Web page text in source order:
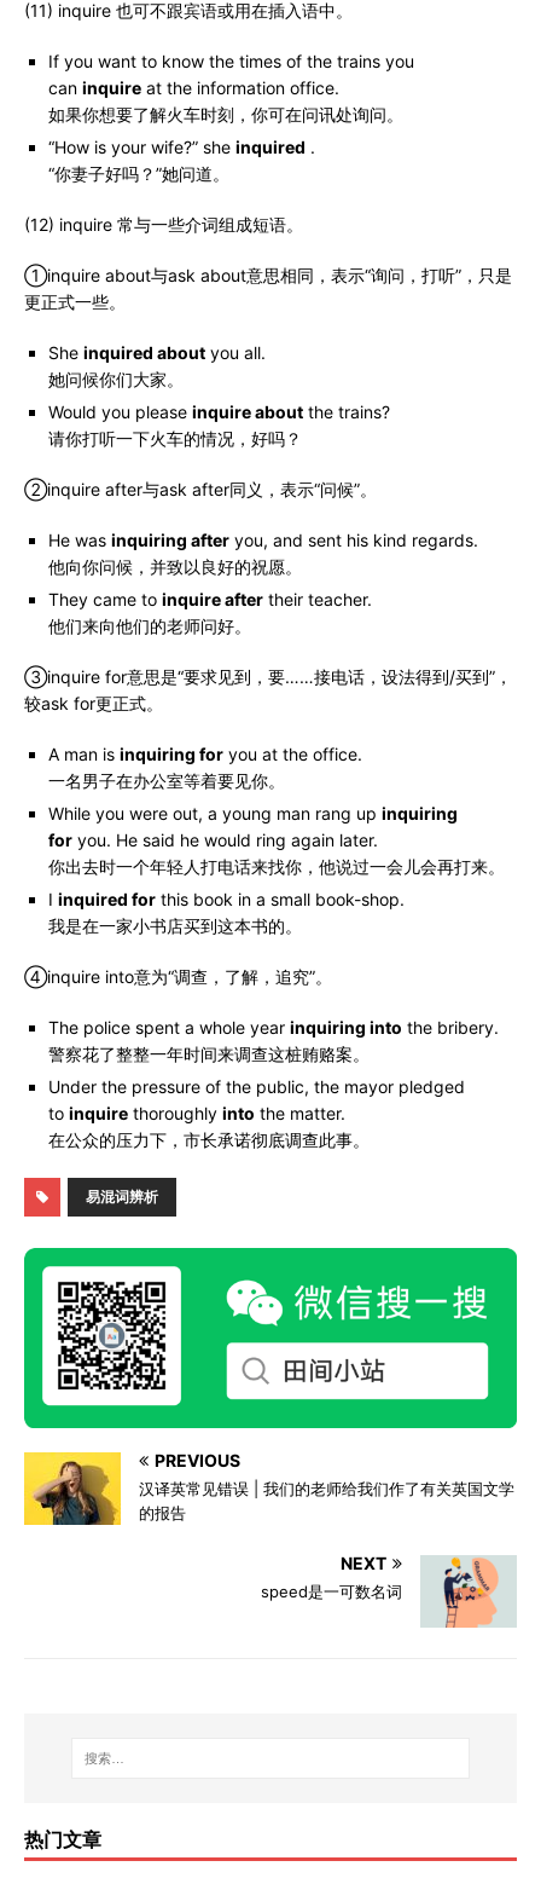
(11) inquire 也可不跟宾语或用在插入语中。
If you want to know the times of the trains you
can inquire at the information office.
如果你想要了解火车时刻，你可在问讯处询问。
“How is your wife?” she inquired .
“你妻子好吗？”她问道。
(12) inquire 常与一些介词组成短语。
①inquire about与ask about意思相同，表示“询问，打听”，只是
更正式一些。
She inquired about you all.
她问候你们大家。
Would you please inquire about the trains?
请你打听一下火车的情况，好吗？
②inquire after与ask after同义，表示“问候”。
He was inquiring after you, and sent his kind regards.
他向你问候，并致以良好的祝愿。
They came to inquire after their teacher.
他们来向他们的老师问好。
③inquire for意思是“要求见到，要……接电话，设法得到/买到”，
较ask for更正式。
A man is inquiring for you at the office.
一名男子在办公室等着要见你。
While you were out, a young man rang up inquiring
for you. He said he would ring again later.
你出去时一个年轻人打电话来找你，他说过一会儿会再打来。
I inquired for this book in a small book-shop.
我是在一家小书店买到这本书的。
④inquire into意为“调查，了解，追究”。
The police spent a whole year inquiring into the bribery.
警察花了整整一年时间来调查这桩贿赂案。
Under the pressure of the public, the mayor pledged
to inquire thoroughly into the matter.
在公众的压力下，市长承诺彻底调查此事。
易混词辨析
PREVIOUS
汉译英常见错误 | 我们的老师给我们作了有关英国文学
的报告
NEXT
speed是一可数名词
热门文章